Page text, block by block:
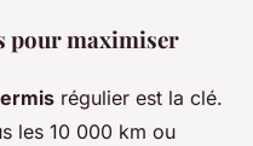
pour maximiser
régulier est la clé.
les 10 000 km ou